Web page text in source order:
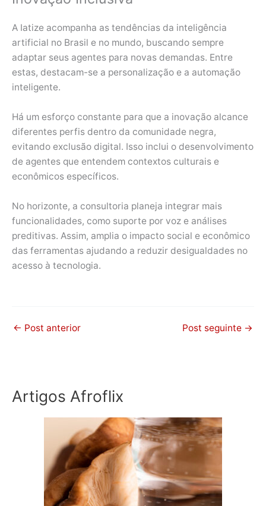
A Iatize acompanha as tendências da inteligência
artificial no Brasil e no mundo, buscando sempre
adaptar seus agentes para novas demandas. Entre
estas, destacam-se a personalização e a automação
inteligente.
Há um esforço constante para que a inovação alcance
diferentes perfis dentro da comunidade negra,
evitando exclusão digital. Isso inclui o desenvolvimento
de agentes que entendem contextos culturais e
econômicos específicos.
No horizonte, a consultoria planeja integrar mais
funcionalidades, como suporte por voz e análises
preditivas. Assim, amplia o impacto social e econômico
das ferramentas ajudando a reduzir desigualdades no
acesso à tecnologia.
← Post anterior Post seguinte →
Artigos Afroflix